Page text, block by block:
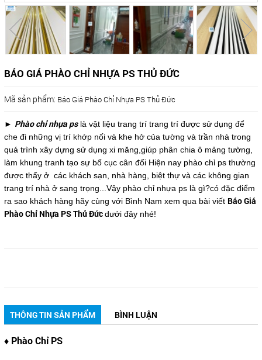
BÁO GIÁ PHÀO CHỈ NHỰA PS THỦ ĐỨC
Mã sản phẩm: Báo Giá Phào Chỉ Nhựa PS Thủ Đức
► Phào chỉ nhựa pslà vật liệu trang trí trang trí được sử dụng để
che đi những vị trí khớp nối và khe hở của tường và trần nhà trong
quá trình xây dựng sử dụng xi măng,giúp phân chia ô mảng tường,
làm khung tranh tạo sự bố cục cân đối Hiện nay phào chỉ ps thường
được thấy ở các khách sạn, nhà hàng, biệt thự và các không gian
trang trí nhà ở sang trọng...Vậy phào chỉ nhựa ps là gì?có đặc điểm
ra sao khách hàng hãy cùng với Bình Nam xem qua bài viết Báo Giá
Phào Chỉ Nhựa PS Thủ Đứcdưới đây nhé!
THÔNG TIN SẢN PHẨM BÌNH LUẬN
♦ Phào Chỉ PS